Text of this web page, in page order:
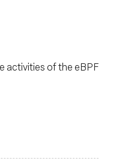
activities of the eBPF